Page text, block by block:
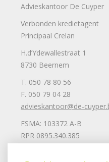
Advieskantoor De Cuyper
Verbonden kredietagent
Principaal Crelan
H.d’Ydewallestraat 1
8730 Beernem
T. 050 78 80 56
F. 050 79 04 28
advieskantoor@de-
FSMA: 103372 A-B
RPR 0895.340.385